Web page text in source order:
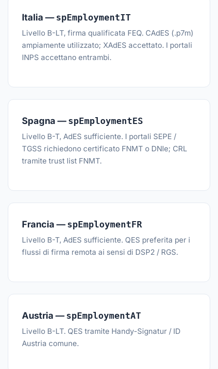
Italia —spEmploymentIT
Livello B-LT, firma qualificata FEQ. CAdES (.p7m)
ampiamente utilizzato; XAdES accettato. I portali
INPS accettano entrambi.
Spagna —spEmploymentES
Livello B-T, AdES sufficiente. I portali SEPE /
TGSS richiedono certificato FNMT o DNIe; CRL
tramite trust list FNMT.
Francia —spEmploymentFR
Livello B-T, AdES sufficiente. QES preferita per i
flussi di firma remota ai sensi di DSP2 / RGS.
Austria —spEmploymentAT
Livello B-LT. QES tramite Handy-Signatur / ID
Austria comune.